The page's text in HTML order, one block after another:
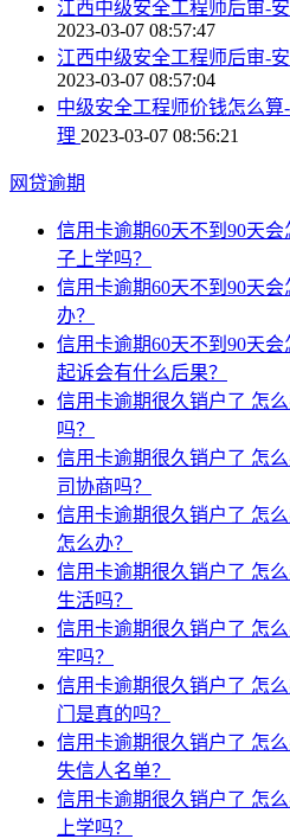
江西中级安全工程师后审-
2023-03-07 08:57:47
江西中级安全工程师后审-
2023-03-07 08:57:04
中级安全工程师价钱怎么
理 2023-03-07 08:56:21
网贷逾期
信用卡逾期60天不到90天
子上学吗？
信用卡逾期60天不到90天
办？
信用卡逾期60天不到90天
起诉会有什么后果？
信用卡逾期很久销户了 怎
吗？
信用卡逾期很久销户了 怎
司协商吗？
信用卡逾期很久销户了 怎
怎么办？
信用卡逾期很久销户了 怎
生活吗？
信用卡逾期很久销户了 怎
牢吗？
信用卡逾期很久销户了 怎
门是真的吗？
信用卡逾期很久销户了 怎
失信人名单？
信用卡逾期很久销户了 怎
上学吗？